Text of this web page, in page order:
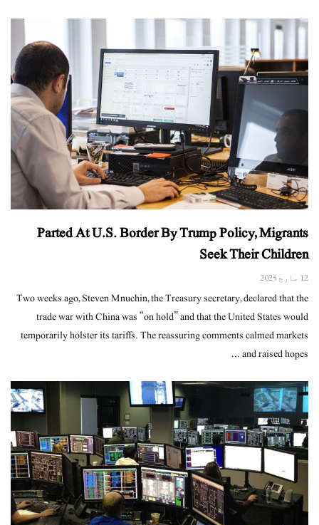
Parted At U.S. Border By Trump Policy, Migrants
Seek Their Children
12 مارچ 2025
Two weeks ago, Steven Mnuchin, the Treasury secretary, declared that the
trade war with China was “on hold” and that the United States would
temporarily holster its tariffs. The reassuring comments calmed markets
and raised hopes ...